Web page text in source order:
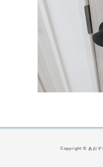
Copyright © あおぞ